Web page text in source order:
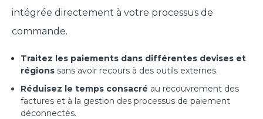
intégrée directement à votre processus de
commande.
Traitez les paiements dans différentes devises et
régions sans avoir recours à des outils externes.
Réduisez le temps consacré au recouvrement des
factures et à la gestion des processus de paiement
déconnectés.